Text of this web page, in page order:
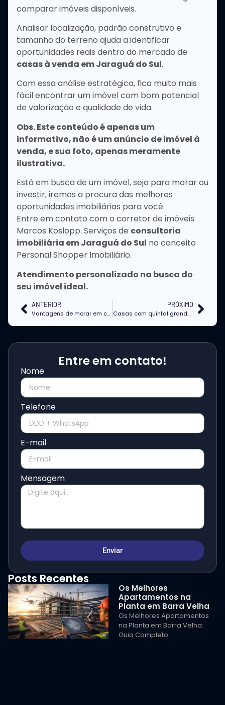
comparar imóveis disponíveis.
Analisar localização, padrão construtivo e
tamanho do terreno ajuda a identificar
oportunidades reais dentro do mercado de
casas à venda em Jaraguá do Sul.
Com essa análise estratégica, fica muito mais
fácil encontrar um imóvel com bom potencial
de valorização e qualidade de vida.
Obs. Este conteúdo é apenas um
informativo, não é um anúncio de imóvel à
venda, e sua foto, apenas meramente
ilustrativa.
Está em busca de um imóvel, seja para morar ou
investir, iremos a procura das melhores
oportunidades imobiliárias para você.
Entre em contato com o corretor de imóveis
Marcos Koslopp. Serviços de consultoria
imobiliária em Jaraguá do Sul no conceito
Personal Shopper Imobiliário.
Atendimento personalizado na busca do
seu imóvel ideal.
ANTERIOR
Vantagens de morar em casas no bairro Ilha da Figueira em Jaraguá do Sul
PRÓXIMO
Casas com quintal grande em Jaraguá: onde encontrar?
Entre em contato!
Nome
Telefone
E-mail
Mensagem
Enviar
Posts Recentes
Os Melhores
Apartamentos na
Planta em Barra Velha
Os Melhores Apartamentos
na Planta em Barra Velha:
Guia Completo